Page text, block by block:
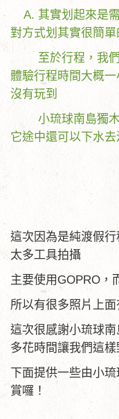
A. 其實划起來是
對方式划其實很簡單
至於行程，我們
體驗行程時間大概
沒有玩到
小琉球南島獨木
它途中還可以下水去
這次因為是純渡假
太多工具拍攝
主要使用GOPRO，
所以有很多照片上
這次很感謝小琉球
多花時間讓我們這
下面提供一些由小
賞囉！